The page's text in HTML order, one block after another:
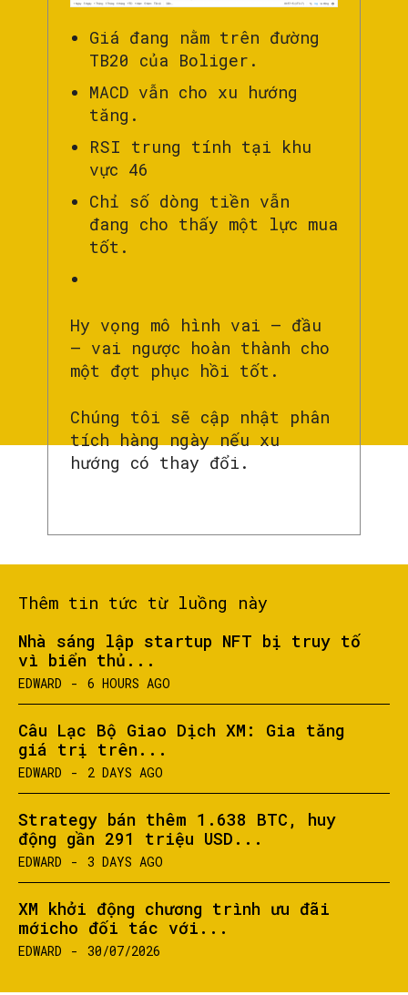
Giá đang nằm trên đường
TB20 của Boliger.
MACD vẫn cho xu hướng
tăng.
RSI trung tính tại khu
vực 46
Chỉ số dòng tiền vẫn
đang cho thấy một lực mua
tốt.
Hy vọng mô hình vai – đầu
– vai ngược hoàn thành cho
một đợt phục hồi tốt.
Chúng tôi sẽ cập nhật phân
tích hàng ngày nếu xu
hướng có thay đổi.
Thêm tin tức từ luồng này
Nhà sáng lập startup NFT bị truy tố
vì biển thủ...
EDWARD - 6 HOURS AGO
Câu Lạc Bộ Giao Dịch XM: Gia tăng
giá trị trên...
EDWARD - 2 DAYS AGO
Strategy bán thêm 1.638 BTC, huy
động gần 291 triệu USD...
EDWARD - 3 DAYS AGO
XM khởi động chương trình ưu đãi
mớicho đối tác với...
EDWARD - 30/07/2026